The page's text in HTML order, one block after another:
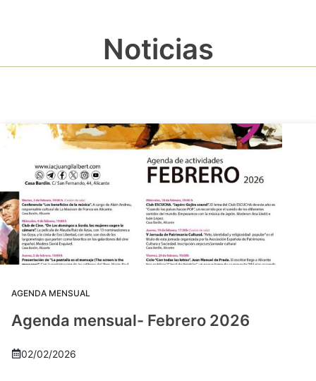
Noticias
AGENDA MENSUAL
Agenda mensual- Febrero 2026
02/02/2026